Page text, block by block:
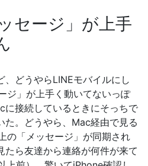
セージ」が上手
、どうやらLINEモバイルにし
ジ」が上手く動いてないっぽ
に接続しているときにそっちで
た。どうやら、Mac経由で見る
の「メッセージ」が同期され
ら友達から連絡が何件が来て